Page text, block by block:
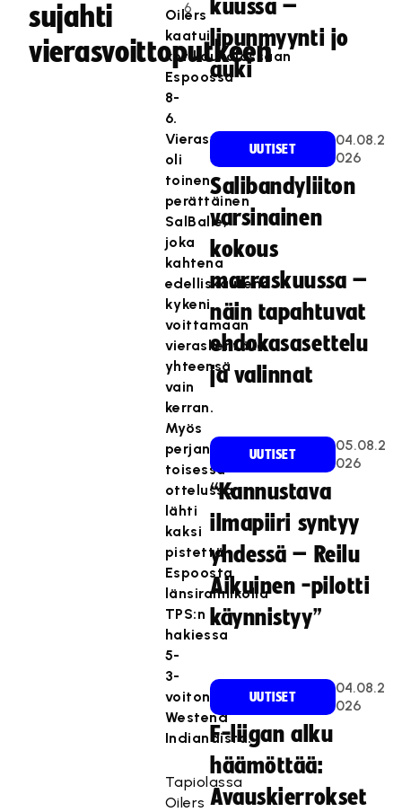
sujahti
vierasvoittoputkeen
6
Oilers
kaatui
kotikaukalossaan
Espoossa
8-
6.
Vierasvoitto
oli
toinen
perättäinen
SalBalle,
joka
kahtena
edelliskautena
kykeni
voittamaan
vieraskentällä
yhteensä
vain
kerran.
Myös
perjantain
toisessa
ottelussa
lähti
kaksi
pistettä
Espoosta
länsirannikolla
TPS:n
hakiessa
5-
3-
voiton
Westend
Indiandista.
Tapiolassa
Oilers
kuussa –
lipunmyynti jo
auki
UUTISET
04.08.2
026
Salibandyliiton
varsinainen
kokous
marraskuussa –
näin tapahtuvat
ehdokasasettelu
ja valinnat
UUTISET
05.08.2
026
“Kannustava
ilmapiiri syntyy
yhdessä – Reilu
Aikuinen -pilotti
käynnistyy”
UUTISET
04.08.2
026
F-liigan alku
häämöttää:
Avauskierrokset